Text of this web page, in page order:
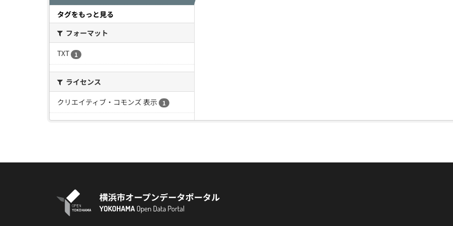
タグをもっと見る
フォーマット
TXT
1
ライセンス
クリエイティブ・コモンズ 表示
1